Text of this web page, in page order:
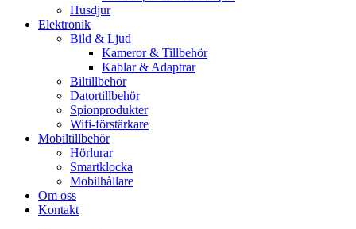
Husdjur
Elektronik
Bild & Ljud
Kameror & Tillbehör
Kablar & Adaptrar
Biltillbehör
Datortillbehör
Spionprodukter
Wifi-förstärkare
Mobiltillbehör
Hörlurar
Smartklocka
Mobilhållare
Om oss
Kontakt